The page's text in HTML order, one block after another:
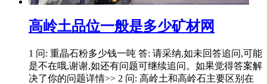
高岭土品位一般是多少矿材网
1 问: 重晶石粉多少钱一吨 答: 请采纳,如未回答追问,可能
是不在哦,谢谢,如还有问题可继续追问。如果觉得答案解
决了你的问题详情>> 2 问: 高岭土和高岭石主要区别在